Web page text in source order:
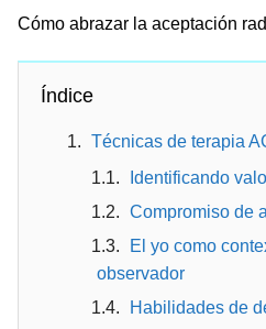
Cómo abrazar la aceptación
Índice
Técnicas de terapia
Identificando
Compromiso de
El yo como
observador
Habilidades de